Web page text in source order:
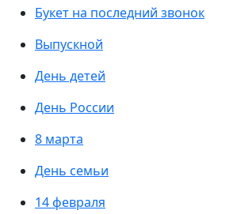
Букет на последний звонок
Выпускной
День детей
День России
8 марта
День семьи
14 февраля